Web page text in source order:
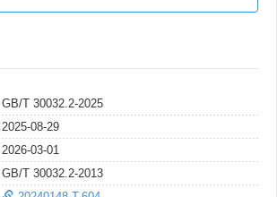
GB/T 30032.2-2025
2025-08-29
2026-03-01
GB/T 30032.2-2013